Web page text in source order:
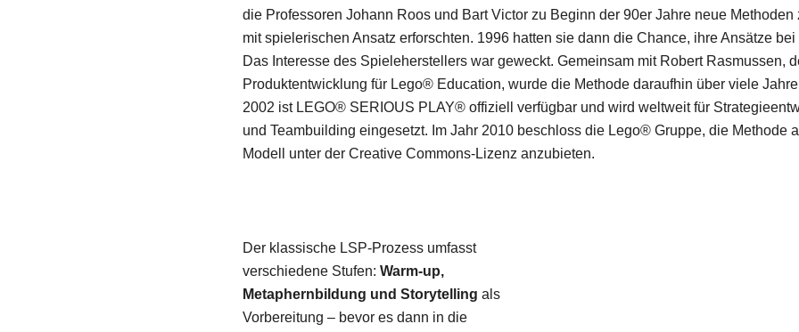
Über uns
Finde heraus, woher wir kommen und was wir eigentlich so machen.
Lerne uns kennen: Wie ticken nterrianer eigentlich und was macht uns aus?
Mehr erfahren
die Professoren Johann Roos und Bart Victor zu Beginn der 90er Jahre neue
mit spielerischen Ansatz erforschten. 1996 hatten sie dann die Chance, ihre Ansätze
Das Interesse des Spieleherstellers war geweckt. Gemeinsam mit Robert Rasmussen,
Produktentwicklung für Lego® Education, wurde die Methode daraufhin über viele
2002 ist LEGO® SERIOUS PLAY® offiziell verfügbar und wird weltweit für
und Teambuilding eingesetzt. Im Jahr 2010 beschloss die Lego® Gruppe, die Methode
Modell unter der Creative Commons-Lizenz anzubieten.
Der klassische LSP-Prozess umfasst
verschiedene Stufen: Warm-up,
Metaphernbildung und Storytelling als
Vorbereitung – bevor es dann in die